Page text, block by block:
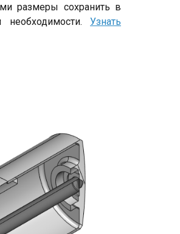
размеры сохранить в
Узнать